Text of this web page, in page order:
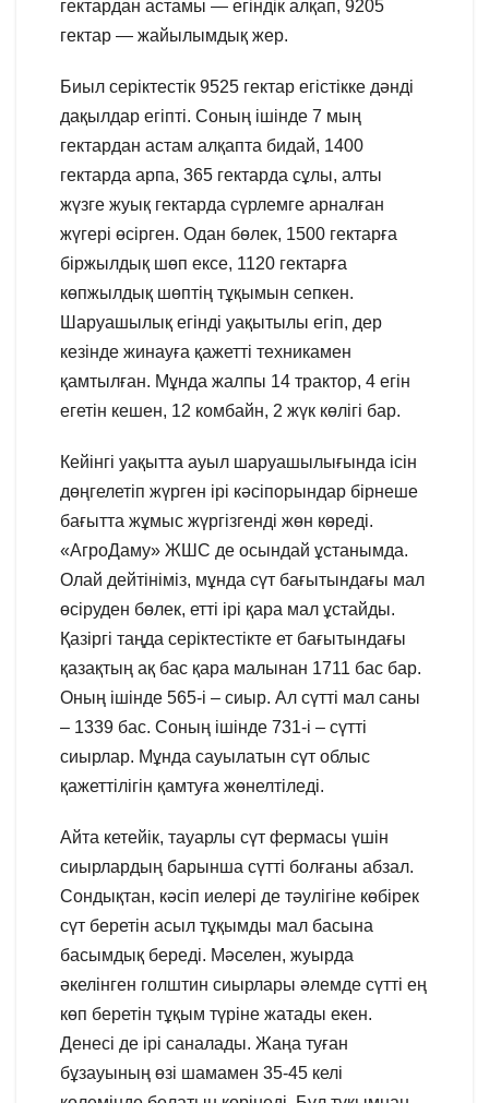
гектардан астамы — егіндік алқап, 9205
гектар — жайылымдық жер.
Биыл серіктестік 9525 гектар егістікке дәнді
дақылдар егіпті. Соның ішінде 7 мың
гектардан астам алқапта бидай, 1400
гектарда арпа, 365 гектарда сұлы, алты
жүзге жуық гектарда сүрлемге арналған
жүгері өсірген. Одан бөлек, 1500 гектарға
біржылдық шөп ексе, 1120 гектарға
көпжылдық шөптің тұқымын сепкен.
Шаруашылық егінді уақытылы егіп, дер
кезінде жинауға қажетті техникамен
қамтылған. Мұнда жалпы 14 трактор, 4 егін
егетін кешен, 12 комбайн, 2 жүк көлігі бар.
Кейінгі уақытта ауыл шаруашылығында ісін
дөңгелетіп жүрген ірі кәсіпорындар бірнеше
бағытта жұмыс жүргізгенді жөн көреді.
«АгроДаму» ЖШС де осындай ұстанымда.
Олай дейтініміз, мұнда сүт бағытындағы мал
өсіруден бөлек, етті ірі қара мал ұстайды.
Қазіргі таңда серіктестікте ет бағытындағы
қазақтың ақ бас қара малынан 1711 бас бар.
Оның ішінде 565-і – сиыр. Ал сүтті мал саны
– 1339 бас. Соның ішінде 731-і – сүтті
сиырлар. Мұнда сауылатын сүт облыс
қажеттілігін қамтуға жөнелтіледі.
Айта кетейік, тауарлы сүт фермасы үшін
сиырлардың барынша сүтті болғаны абзал.
Сондықтан, кәсіп иелері де тәулігіне көбірек
сүт беретін асыл тұқымды мал басына
басымдық береді. Мәселен, жуырда
әкелінген голштин сиырлары әлемде сүтті ең
көп беретін тұқым түріне жатады екен.
Денесі де ірі саналады. Жаңа туған
бұзауының өзі шамамен 35-45 келі